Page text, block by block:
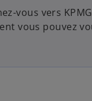
vous vers
vous pouvez